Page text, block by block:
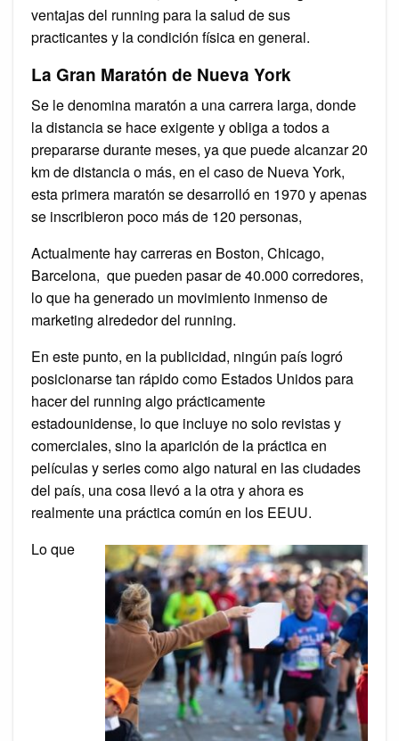
ventajas del running para la salud de sus
practicantes y la condición física en general.
La Gran Maratón de Nueva York
Se le denomina maratón a una carrera larga, donde
la distancia se hace exigente y obliga a todos a
prepararse durante meses, ya que puede alcanzar 20
km de distancia o más, en el caso de Nueva York,
esta primera maratón se desarrolló en 1970 y apenas
se inscribieron poco más de 120 personas,
Actualmente hay carreras en Boston, Chicago,
Barcelona, que pueden pasar de 40.000 corredores,
lo que ha generado un movimiento inmenso de
marketing alrededor del running.
En este punto, en la publicidad, ningún país logró
posicionarse tan rápido como Estados Unidos para
hacer del running algo prácticamente
estadounidense, lo que incluye no solo revistas y
comerciales, sino la aparición de la práctica en
películas y series como algo natural en las ciudades
del país, una cosa llevó a la otra y ahora es
realmente una práctica común en los EEUU.
Lo que